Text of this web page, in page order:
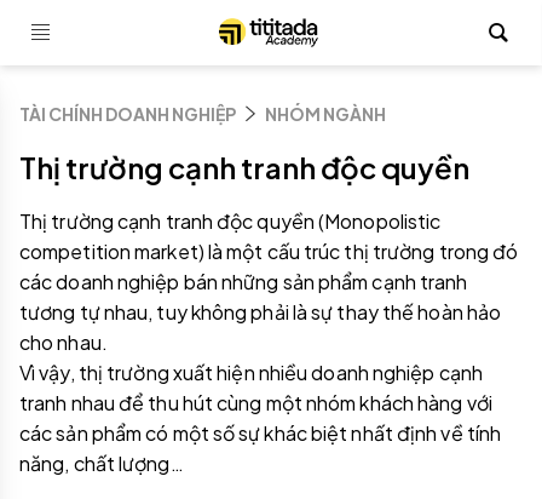
TÀI CHÍNH DOANH NGHIỆP NHÓM NGÀNH
Thị trường cạnh tranh độc quyền
Thị trường cạnh tranh độc quyền (Monopolistic
competition market) là một cấu trúc thị trường trong đó
các doanh nghiệp bán những sản phẩm cạnh tranh
tương tự nhau, tuy không phải là sự thay thế hoàn hảo
cho nhau.
Vì vậy, thị trường xuất hiện nhiều doanh nghiệp cạnh
tranh nhau để thu hút cùng một nhóm khách hàng với
các sản phẩm có một số sự khác biệt nhất định về tính
năng, chất lượng…